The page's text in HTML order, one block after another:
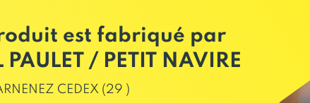
est fabriqué par
PAULET / PETIT NAVIRE
CEDEX (29 )